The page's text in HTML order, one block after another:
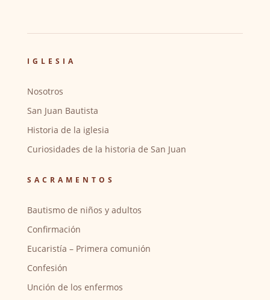
IGLESIA
Nosotros
San Juan Bautista
Historia de la iglesia
Curiosidades de la historia de San Juan
SACRAMENTOS
Bautismo de niños y adultos
Confirmación
Eucaristía – Primera comunión
Confesión
Unción de los enfermos